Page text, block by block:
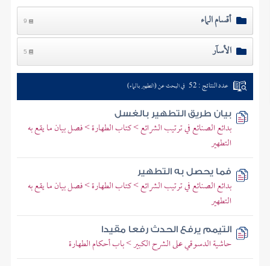
أقسام الماء 9
الأسآر 5
عدد النتائج : 52 في البحث عن (التطهير بالماء)
بيان طريق التطهير بالغسل
بدائع الصنائع في ترتيب الشرائع > كتاب الطهارة > فصل بيان ما يقع به
التطهير
فما يحصل به التطهير
بدائع الصنائع في ترتيب الشرائع > كتاب الطهارة > فصل بيان ما يقع به
التطهير
التيمم يرفع الحدث رفعا مقيدا
حاشية الدسوقي على الشرح الكبير > باب أحكام الطهارة